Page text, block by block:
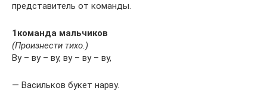
представитель от команды.
1команда мальчиков
(Произнести тихо.)
Ву – ву – ву, ву – ву – ву,
— Васильков букет нарву.